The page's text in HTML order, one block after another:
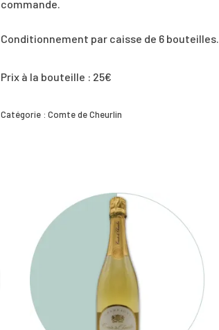
commande.
Conditionnement par caisse de 6 bouteilles.
Prix à la bouteille : 25€
Catégorie :Comte de Cheurlin